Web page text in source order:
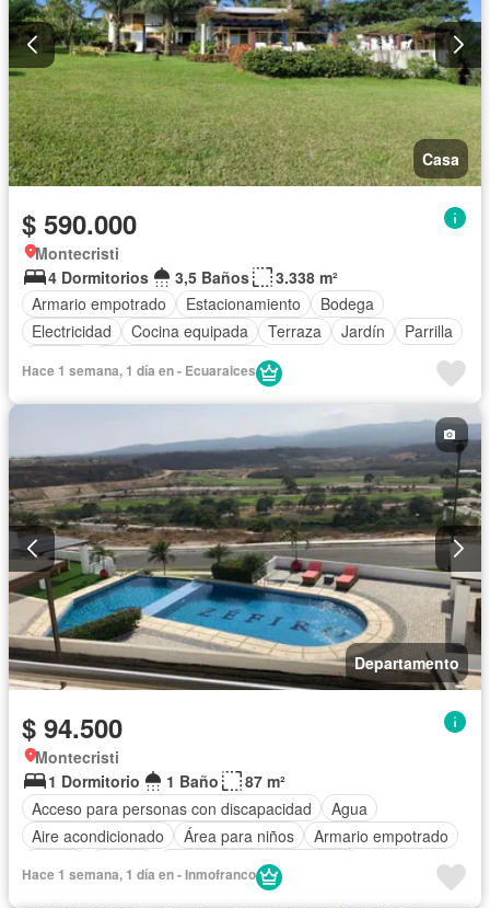
Casa
$ 590.000
Montecristi
4 Dormitorios
3,5 Baños
3.338 m²
Armario empotrado
Estacionamiento
Bodega
Electricidad
Cocina equipada Terraza Jardín
Parrilla
Parcialmente amoblado
Hace 1 semana, 1 día en - Ecuaraices
Departamento
$ 94.500
Montecristi
1 Dormitorio
1 Baño
87 m²
Acceso para personas con discapacidad
Agua
Aire acondicionado
Área para niños
Armario empotrado
Completamente amoblado
Hace 1 semana, 1 día en - Inmofranco